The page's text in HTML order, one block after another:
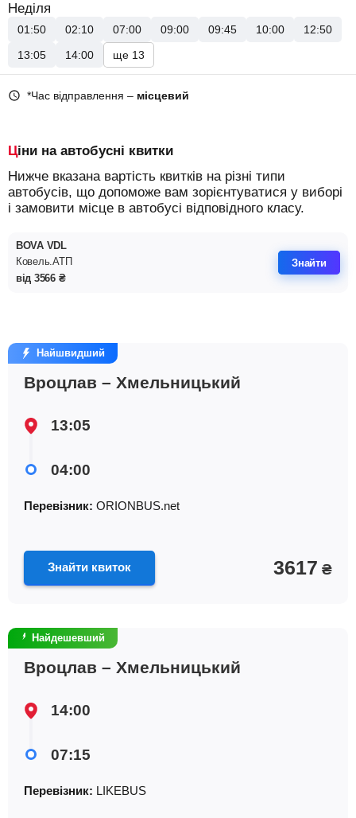
Неділя
01:50 02:10 07:00 09:00 09:45 10:00
12:50
13:05
14:00 ще 13
*Час відправлення – місцевий
Ціни на автобусні квитки
Нижче вказана вартість квитків на різні типи
автобусів, що допоможе вам зорієнтуватися у виборі
і замовити місце в автобусі відповідного класу.
BOVA VDL
Ковель.АТП
від 3566 ₴
Знайти
Найшвидший
Вроцлав – Хмельницький
13:05
04:00
Перевізник: ORIONBUS.net
Знайти квиток 3617 ₴
Найдешевший
Вроцлав – Хмельницький
14:00
07:15
Перевізник: LIKEBUS